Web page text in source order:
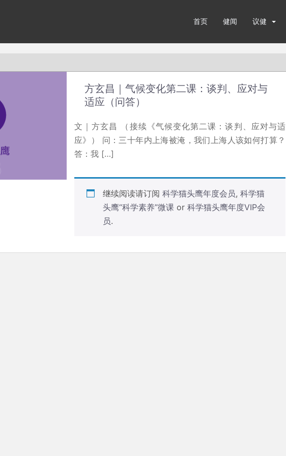
首页 健闻 议健
方玄昌｜气候变化第二课：谈判、应对与
适应（问答）
文｜方玄昌 （接续《气候变化第二课：谈判、应对与适
应》） 问：三十年内上海被淹，我们上海人该如何打算？
答：我 […]
继续阅读请订阅 科学猫头鹰年度会员, 科学猫
头鹰“科学素养”微课or 科学猫头鹰年度VIP会
员.